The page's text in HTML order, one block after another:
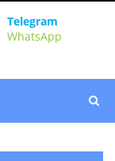
Telegram
WhatsApp